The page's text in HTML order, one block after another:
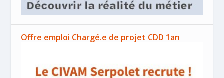
Offre emploi Chargé.e de projet CDD 1an